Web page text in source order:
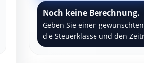
Noch keine Berechnung.
Geben Sie einen
die Steuerklasse und den